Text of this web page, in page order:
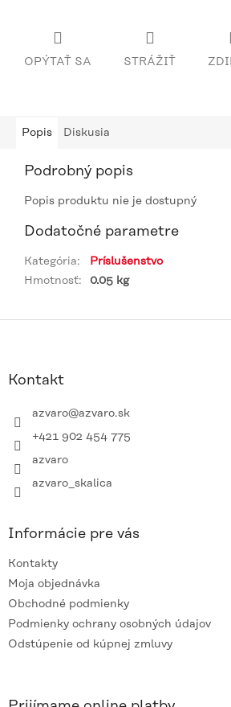
OPÝTAŤ SA STRÁŽIŤ
Popis Diskusia
Podrobný popis
Popis produktu nie je dostupný
Dodatočné parametre
Kategória:
Príslušenstvo
Hmotnosť: 0.05 kg
Kontakt
azvaro@azvaro.sk
+421 902 454 775
azvaro
azvaro_skalica
Informácie pre vás
Kontakty
Moja objednávka
Obchodné podmienky
Podmienky ochrany osobných údajov
Odstúpenie od kúpnej zmluvy